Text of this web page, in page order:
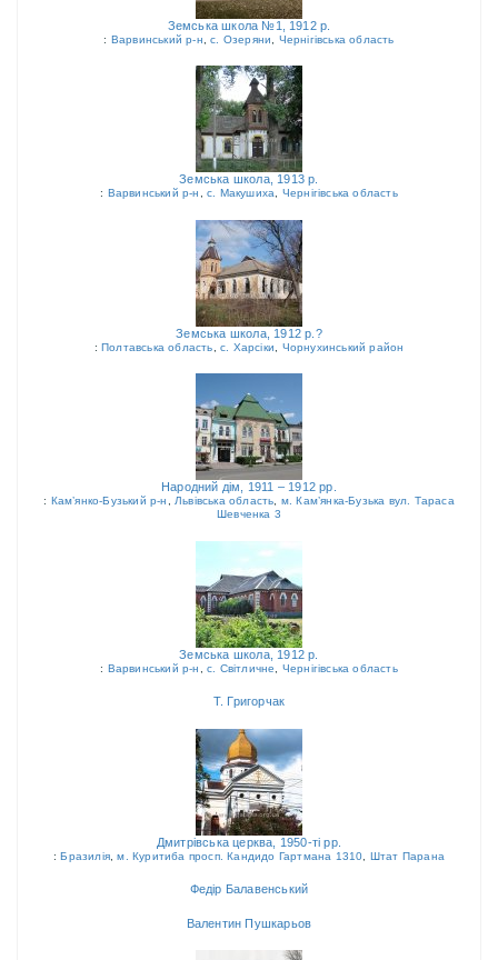
Земська школа №1, 1912 р.
: Варвинський р-н ,с. Озеряни Чернігівська область
Земська школа, 1913 р.
: Варвинський р-н ,с. Макушиха, Чернігівська область
Земська школа, 1912 р.?
:Полтавська область ,с. Харсіки Чорнухинський район
Народний дім, 1911 – 1912 рр.
: Кам’янко-Бузький р-н , Львівська область, м. Кам’янка-Бузька вул. Тараса
Шевченка 3
Земська школа, 1912 р.
: Варвинський р-н с. Світличне Чернігівська область
Т. Григорчак
Дмитрівська церква, 1950-ті рр.
:Бразилія ,м. Куритиба просп. Кандидо Гартмана 1310 Штат Парана
Федір Балавенський
Валентин Пушкарьов